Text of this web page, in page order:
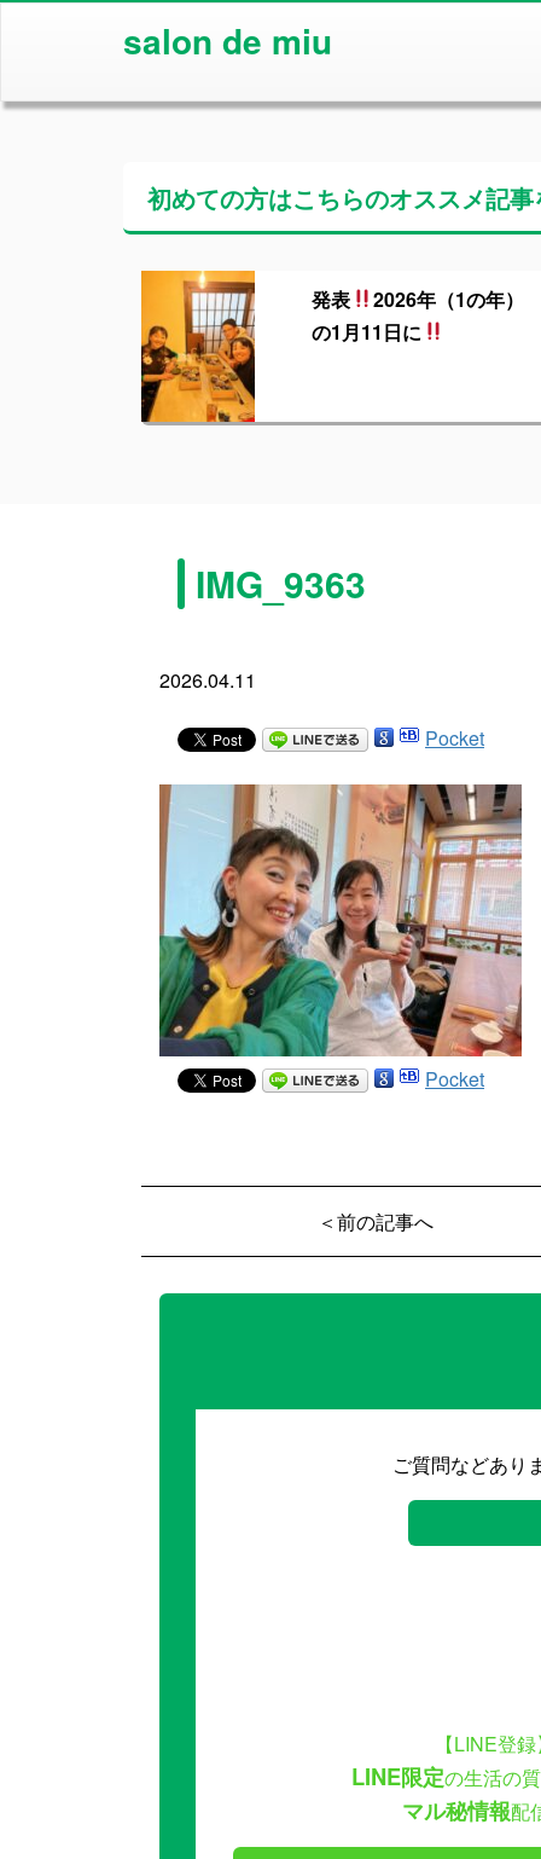
salon de miu
初めての方はこちらのオススメ記
発表
2026年（1の年）
の1月11日に
IMG_9363
2026.04.11
Pocket
Pocket
＜前の記事へ
ご質問などあり
【LINE登
LINE限定の生活の
マル秘情報配